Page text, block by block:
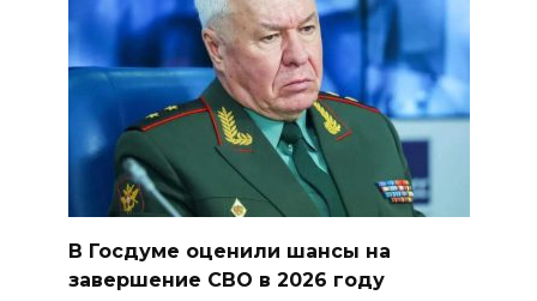
В Госдуме оценили шансы на
завершение СВО в 2026 году